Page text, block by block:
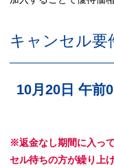
キャンセル要
10月20日 午前
※返金なし期間に入っ
セル待ちの方が繰り上